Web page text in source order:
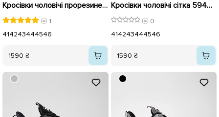
Кросівки чоловічі прорезинені 593463 Чорні
1
414243444546
1590 ₴
Кросівки чоловічі сітка 594466 Сірі
0
414243444546
1590 ₴